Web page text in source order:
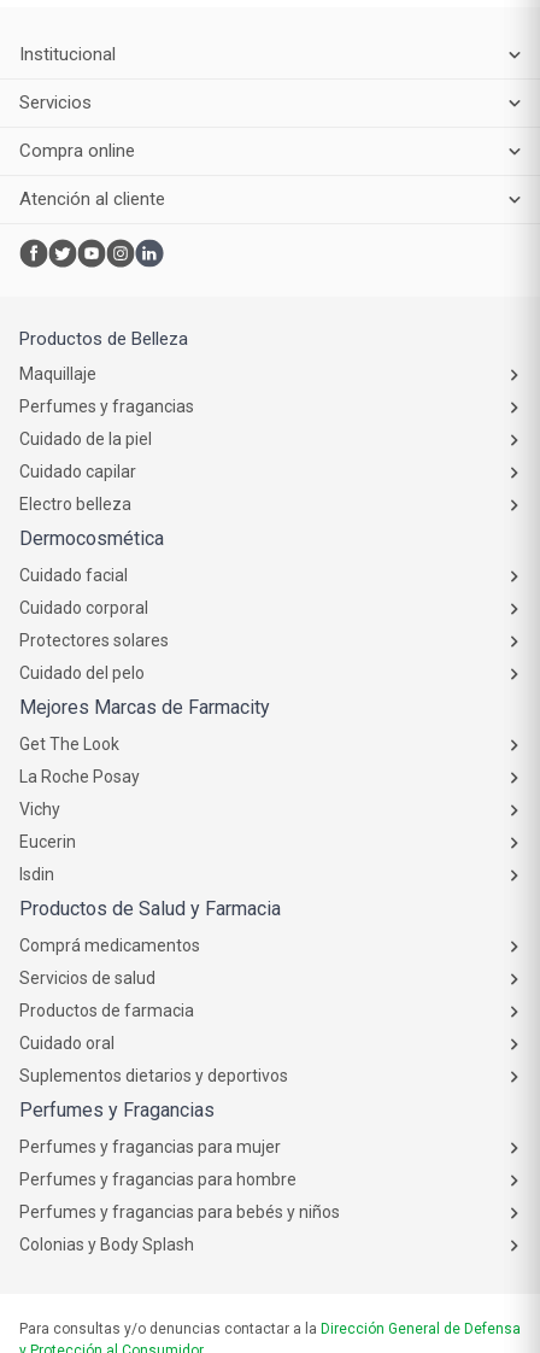
Institucional
Servicios
Compra online
Atención al cliente
Productos de Belleza
Maquillaje
Perfumes y fragancias
Cuidado de la piel
Cuidado capilar
Electro belleza
Dermocosmética
Cuidado facial
Cuidado corporal
Protectores solares
Cuidado del pelo
Mejores Marcas de Farmacity
Get The Look
La Roche Posay
Vichy
Eucerin
Isdin
Productos de Salud y Farmacia
Comprá medicamentos
Servicios de salud
Productos de farmacia
Cuidado oral
Suplementos dietarios y deportivos
Perfumes y Fragancias
Perfumes y fragancias para mujer
Perfumes y fragancias para hombre
Perfumes y fragancias para bebés y niños
Colonias y Body Splash
Para consultas y/o denuncias contactar a la Dirección General de Defensa